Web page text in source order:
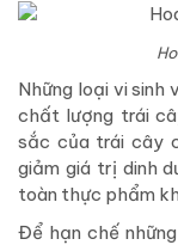
Những loại vi sinh
chất lượng trái
sắc của trái cây
giảm giá trị dinh
toàn thực phẩm
Để hạn chế